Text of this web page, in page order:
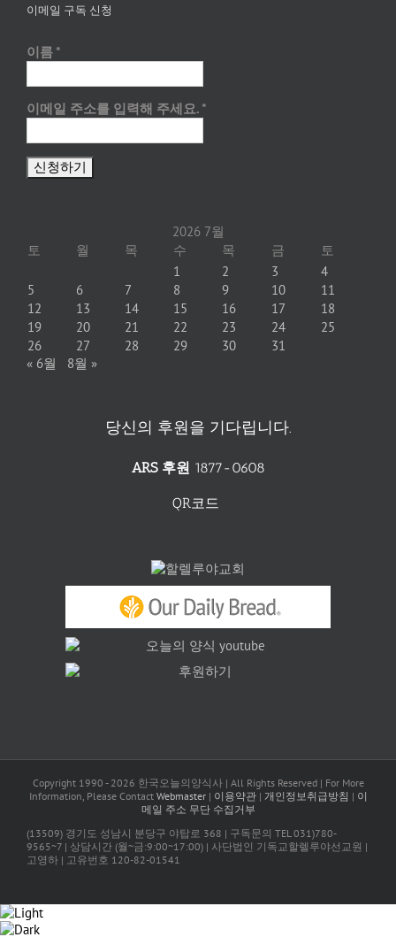
이메일 구독 신청
이름 *
이메일 주소를 입력해 주세요. *
2026 7월
토 월 목 수 목 금 토
1 2 3
4
5
6 7 8 9 10
11
12
13 14 15 16 17
18
19
20 21 22 23 24
25
26
27 28 29 30
31
« 6월
8월 »
당신의 후원을 기다립니다.
ARS 후원 1877-0608
QR코드
Copyright 1990 - 2026 한국오늘의양식사 | All Rights Reserved | For More
Information, Please Contact Webmaster| 이용약관| 개인정보취급방침 | 이
메일 주소 무단 수집거부
(13509) 경기도 성남시 분당구 야탑로 368 | 구독문의 TEL 031)780-
9565~7 | 상담시간 (월~금:9:00~17:00) | 사단법인 기독교할렐루야선교원 |
고영하 | 고유번호 120-82-01541